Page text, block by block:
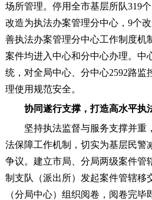
场所管理。停用全市基层所队319
改造为执法办案管理分中心，9个
善执法办案管理分中心工作制度机
案件均进入中心和分中心办理。中
统，对全局中心、分中心2592路监
理使用规范安全。
协同遂行支撑，打造高水平执
坚持执法监督与服务支撑并重
法保障工作机制，切实为基层民警
争议。建立市局、分局两级案件管
制支队（派出所）发起案件管辖移
（分局中心）组织阅卷，阅卷完